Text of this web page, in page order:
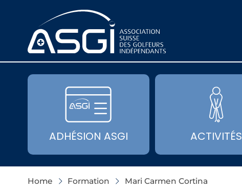
ADHÉSION ASGI ACTIVITÉS
Home Formation Mari Carmen Cortina